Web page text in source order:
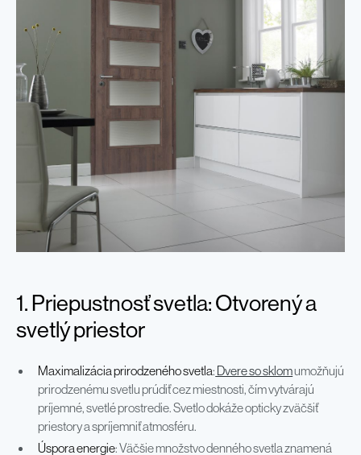
1. Priepustnosť svetla: Otvorený a
svetlý priestor
Maximalizácia prirodzeného svetla: Dvere so sklomumožňujú
prirodzenému svetlu prúdiť cez miestnosti, čím vytvárajú
príjemné, svetlé prostredie. Svetlo dokáže opticky zväčšiť
priestory a spríjemniť atmosféru.
Úspora energie: Väčšie množstvo denného svetla znamená